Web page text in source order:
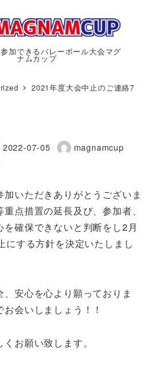
加できるバレーボール大会マグ
ナムカップ
2021年度大会中止のご連絡7
日
2022-07-05
著
magnamcup
加いただきありがとうございま
点措置の延長及び、参加者、
を確保できないと判断をし2月
にする方針を決定いたしまし
、安心を心より願っておりま
会いしましょう！！
お願い致します。